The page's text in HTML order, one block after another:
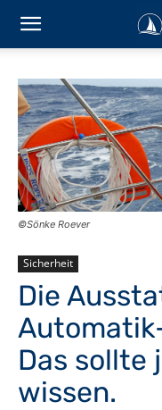
©Sönke Roever
Sicherheit
Die
Das sollte
wissen.